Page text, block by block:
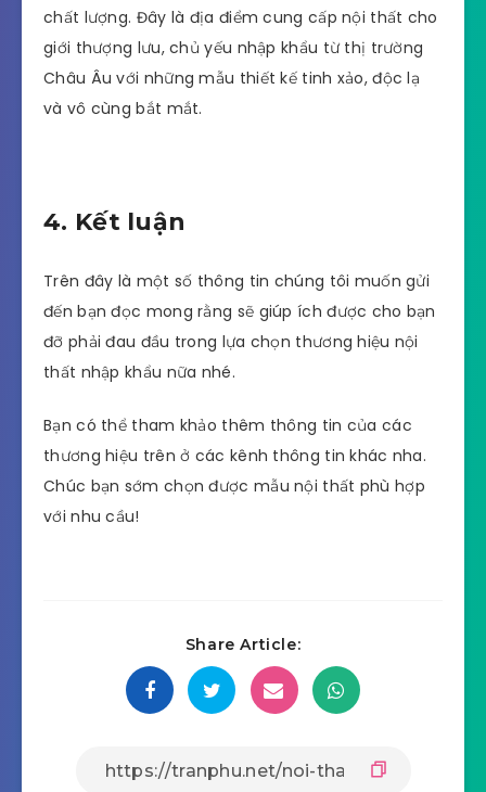
Nam như: bàn ghế, sofa, bàn ăn, giường ngủ,… và
một số món đồ nội thất trang trí khác có tính
thẩm mỹ cao.
năm phát triển ở phân khúc nội thất nhập
khẩu, hiện nay thương hiệu đã xây dựng hệ
nhánh trên toàn quốc.
Là một chuỗi cung ứng chuyên cung cấp nội thất
Nhật Bản và thị trường Châu Âu đảm bảo chất
lượng sản phẩm và mẫu mã.
Công ty Nội thất Hoàn Mỹ:Đi theo phong
cách sang trọng, tinh tế và đẳng cấp quốc tế.
chất lượng. Đây là địa điểm cung cấp nội thất cho
giới thượng lưu, chủ yếu nhập khẩu từ thị trường
Châu Âu với những mẫu thiết kế tinh xảo, độc lạ